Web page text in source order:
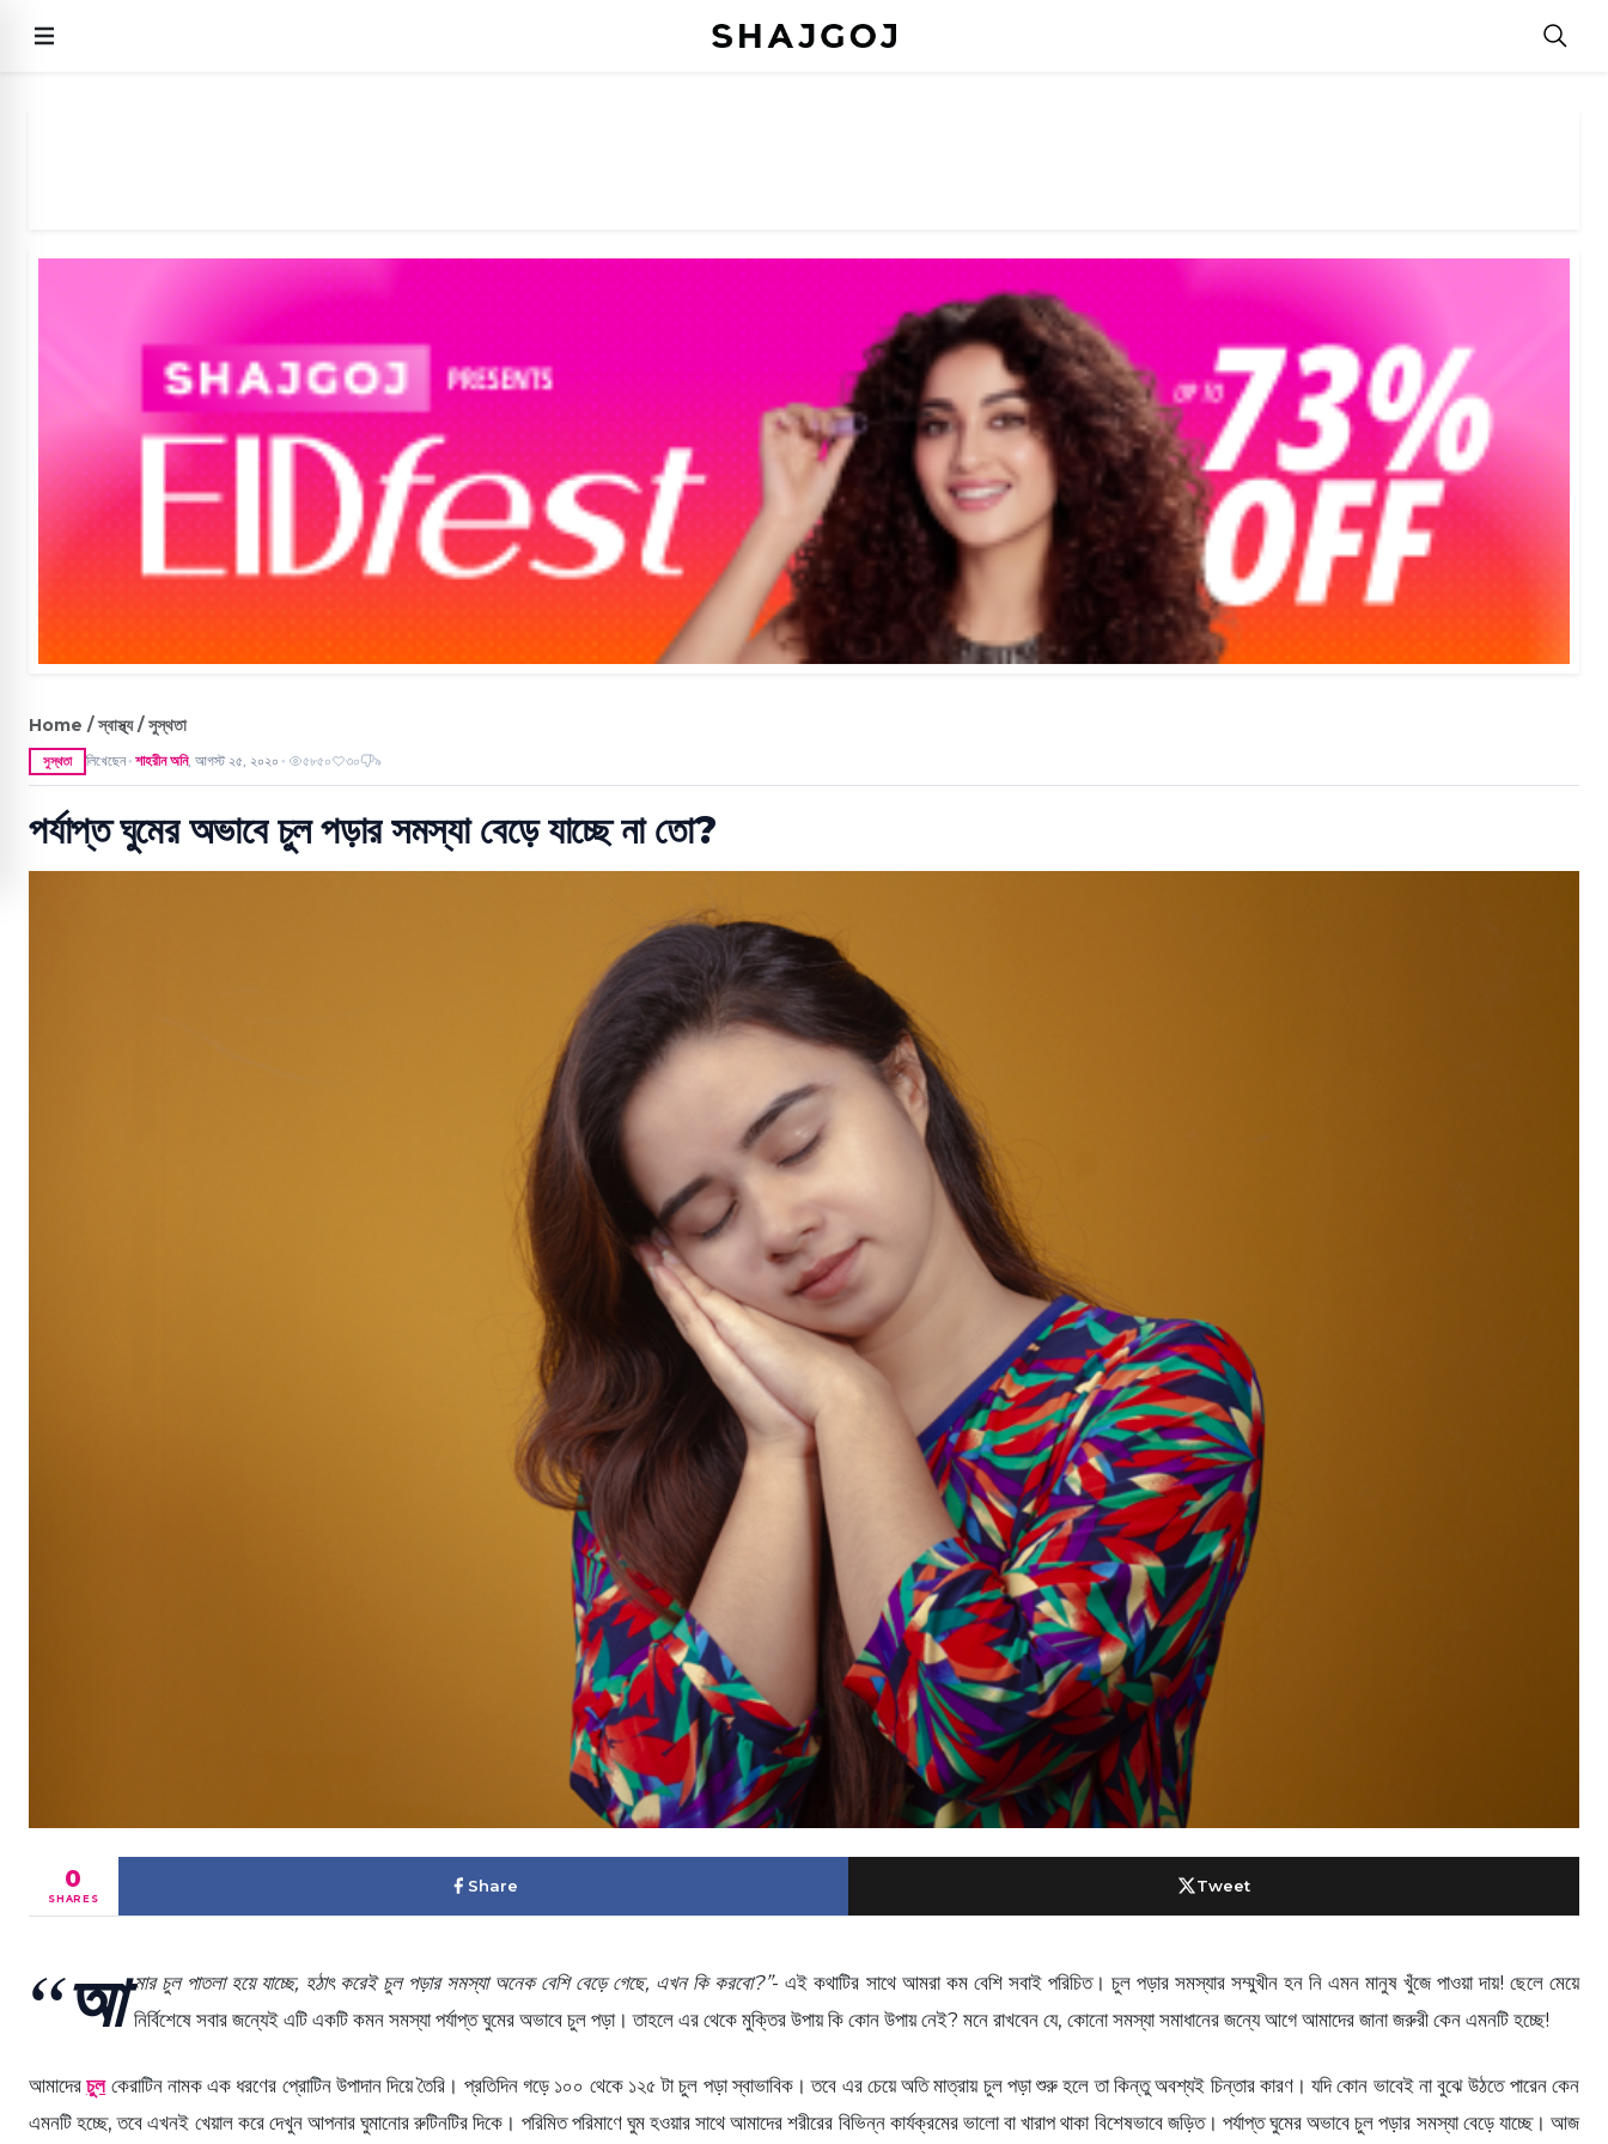
Home / স্বাস্থ্য / সুস্থতা
সুস্থতা লিখেছেন ● শাহরীন অনি, আগস্ট ২৫, ২০২০ ● ৫৮৫০ ৩০ ৯
পর্যাপ্ত ঘুমের অভাবে চুল পড়ার সমস্যা বেড়ে যাচ্ছে না তো?
0
SHARES
Share Tweet
“আ মার চুল পাতলা হয়ে যাচ্ছে, হঠাৎ করেই চুল পড়ার সমস্যা অনেক বেশি বেড়ে গেছে, এখন কি করবো?”- এই কথাটির সাথে আমরা কম বেশি সবাই পরিচিত। চুল পড়ার সমস্যার সম্মুখীন হন নি এমন মানুষ খুঁজে পাওয়া দায়! ছেলে মেয়ে
নির্বিশেষে সবার জন্যেই এটি একটি কমন সমস্যা পর্যাপ্ত ঘুমের অভাবে চুল পড়া। তাহলে এর থেকে মুক্তির উপায় কি কোন উপায় নেই? মনে রাখবেন যে, কোনো সমস্যা সমাধানের জন্যে আগে আমাদের জানা জরুরী কেন এমনটি হচ্ছে!
আমাদেরচুলকেরাটিন নামক এক ধরণের প্রোটিন উপাদান দিয়ে তৈরি। প্রতিদিন গড়ে ১০০ থেকে ১২৫ টা চুল পড়া স্বাভাবিক। তবে এর চেয়ে অতি মাত্রায় চুল পড়া শুরু হলে তা কিন্তু অবশ্যই চিন্তার কারণ। যদি কোন ভাবেই না বুঝে উঠতে পারেন কেন
এমনটি হচ্ছে, তবে এখনই খেয়াল করে দেখুন আপনার ঘুমানোর রুটিনটির দিকে। পরিমিত পরিমাণে ঘুম হওয়ার সাথে আমাদের শরীরের বিভিন্ন কার্যক্রমের ভালো বা খারাপ থাকা বিশেষভাবে জড়িত। পর্যাপ্ত ঘুমের অভাবে চুল পড়ার সমস্যা বেড়ে যাচ্ছে। আজ